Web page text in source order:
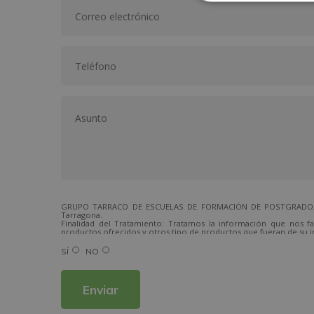
GRUPO TARRACO DE ESCUELAS DE FORMACIÓN DE
Tarragona.
Finalidad del Tratamiento: Tratamos la información que
productos ofrecidos y otros tipo de productos que fueran de su
Derechos: Puede ejercitar sus derechos identificándose
Para más información consulte nuestra Política de Privacidad.
SÍ NO